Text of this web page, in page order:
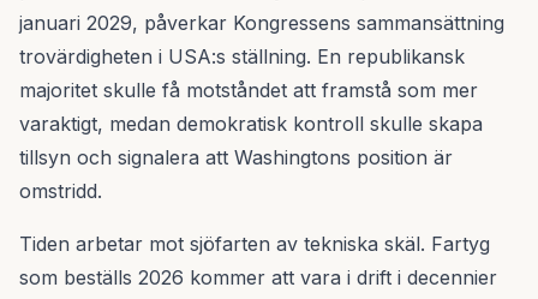
januari 2029, påverkar Kongressens sammansättning
trovärdigheten i USA:s ställning. En republikansk
majoritet skulle få motståndet att framstå som mer
varaktigt, medan demokratisk kontroll skulle skapa
tillsyn och signalera att Washingtons position är
omstridd.
Tiden arbetar mot sjöfarten av tekniska skäl. Fartyg
som beställs 2026 kommer att vara i drift i decennier